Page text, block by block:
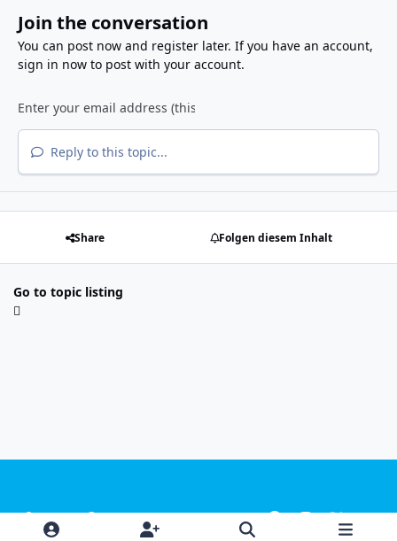
Join the conversation
You can post now and register later. If you have an account,
sign in nowto post with your account.
Reply to this topic...
Share Folgen diesem Inhalt
Go to topic listing
Light ModeDark ModeSystem Preference
f
i
x
y
o